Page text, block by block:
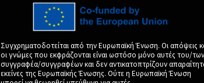
Συγχρηματοδοτείται από την Ευρωπαϊκή Ένωση. Οι απόψεις
οι γνώμες που εκφράζονται είναι ωστόσο μόνο αυτές του/των
συγγραφέα/συγγραφέων και δεν αντικατοπτρίζουν
εκείνες της Ευρωπαϊκής Ένωσης. Ούτε η Ευρωπαϊκή Ένωση